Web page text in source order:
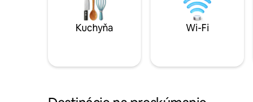
Kuchyňa Wi-Fi